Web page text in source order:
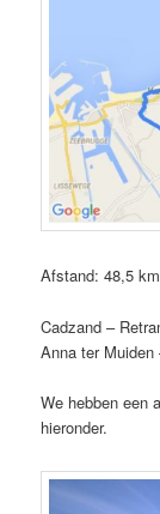
Afstand: 48,5 km
Cadzand –
Anna ter
We hebben een
hieronder.